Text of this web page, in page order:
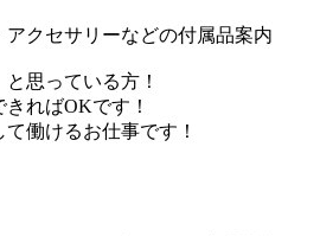
クセサリーなどの付属品案内
思っている方！
ればOKです！
働けるお仕事です！